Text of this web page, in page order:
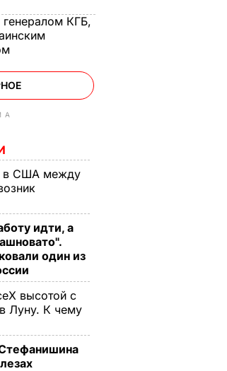
КГБ,
в США между
идти, а
один из
высотой с
Луну. К чему